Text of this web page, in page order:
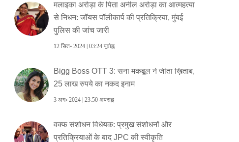
मलाइका अरोड़ा के पिता अनील अरोड़ा का आत्महत्या
से निधन: जॉयस पॉलीकार्प की प्रतिक्रिया, मुंबई
पुलिस की जांच जारी
12 सित॰ 2024 | 03:24 पूर्वाह्न
Bigg Boss OTT 3: सना मकबूल ने जीता ख़िताब,
25 लाख रुपये का नकद इनाम
3 अग॰ 2024 | 23:50 अपराह्न
वक्फ संशोधन विधेयक: प्रमुख संशोधनों और
प्रतिक्रियाओं के बाद JPC की स्वीकृति